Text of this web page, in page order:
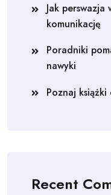
Jak perswazja
komunikację
Poradniki
nawyki
Poznaj
Recent